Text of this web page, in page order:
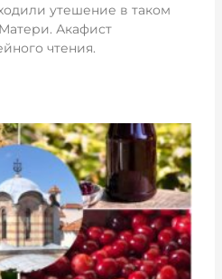
утешение в таком
Акафист
чтения.